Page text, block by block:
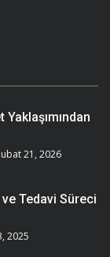
Yaklaşımından
21, 2026
Tedavi Süreci
2025